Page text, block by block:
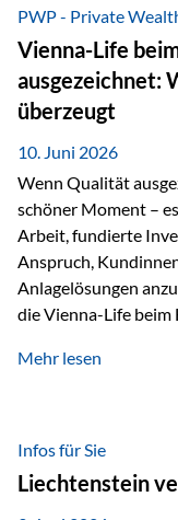
Leitfähigkeit aller
zahlreiche
Silber findet sich
Elektrofahrzeugen
PWP - Private
Vienna-Life
ausgezeichnet:
überzeugt
10. Juni 2026
Wenn Qualität
schöner Moment –
Arbeit, fundierte
Anspruch,
Anlagelösungen
die Vienna-Life
dieser Ehrung ist der
analysiert und
Auswahl der Vienna-
am Markt. Für uns
Mehr lesen
Infos für Sie
Liechtenstein